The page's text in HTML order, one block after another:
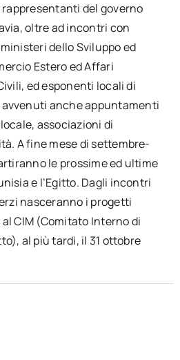
del governo
oltre ad incontri con
dello Sviluppo ed
Estero ed Affari
ed esponenti locali di
anche appuntamenti
associazioni di
A fine mese di settembre-
le prossime ed ultime
e l’Egitto. Dagli incontri
nasceranno i progetti
CIM (Comitato Interno di
al più tardi, il 31 ottobre